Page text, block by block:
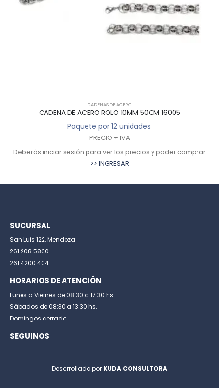
CADENAS DE ACERO
CADENA DE ACERO ROLO 10MM 50CM 16005
Paquete por 12 unidades
PRECIO + IVA
Deberás iniciar sesión para ver los precios y poder comprar
>> INGRESAR
SUCURSAL
San Luis 122, Mendoza
261 208 5860
261 4200 404
HORARIOS DE ATENCIÓN
Lunes a Viernes de 08:30 a 17:30 hs.
Sábados de 08:30 a 13:30 hs.
Domingos cerrado.
SEGUINOS
Desarrollado por KUDA CONSULTORA